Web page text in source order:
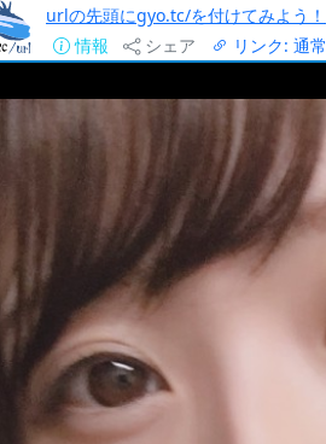
urlの先頭にgyo.tc/を付けてみよう！
情報
シェア リンク: 通常